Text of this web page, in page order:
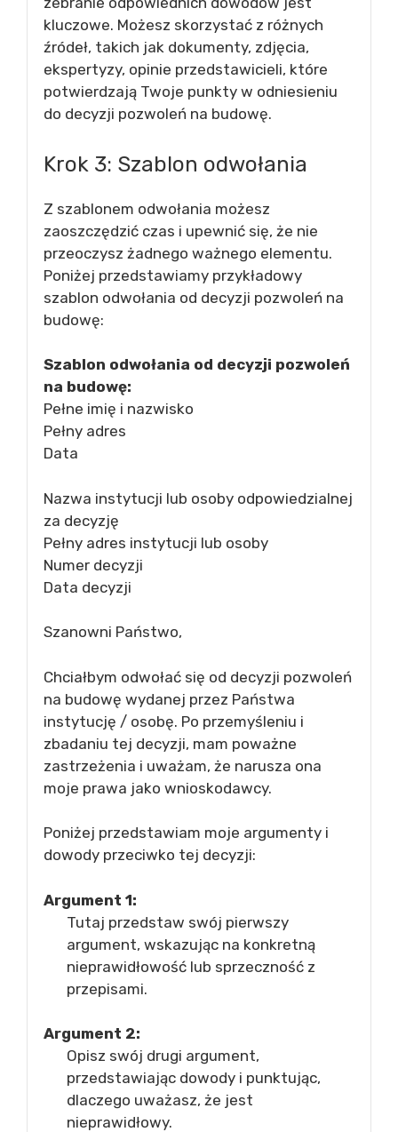
kluczowe. Możesz skorzystać z różnych
źródeł, takich jak dokumenty, zdjęcia,
ekspertyzy, opinie przedstawicieli, które
potwierdzają Twoje punkty w odniesieniu
do decyzji pozwoleń na budowę.
Krok 3: Szablon odwołania
Z szablonem odwołania możesz
zaoszczędzić czas i upewnić się, że nie
przeoczysz żadnego ważnego elementu.
Poniżej przedstawiamy przykładowy
szablon odwołania od decyzji pozwoleń na
budowę:
Szablon odwołania od decyzji pozwoleń
na budowę:
Pełne imię i nazwisko
Pełny adres
Data
Nazwa instytucji lub osoby odpowiedzialnej
za decyzję
Pełny adres instytucji lub osoby
Numer decyzji
Data decyzji
Szanowni Państwo,
Chciałbym odwołać się od decyzji pozwoleń
na budowę wydanej przez Państwa
instytucję / osobę. Po przemyśleniu i
zbadaniu tej decyzji, mam poważne
zastrzeżenia i uważam, że narusza ona
moje prawa jako wnioskodawcy.
Poniżej przedstawiam moje argumenty i
dowody przeciwko tej decyzji:
Argument 1:
Tutaj przedstaw swój pierwszy
argument, wskazując na konkretną
nieprawidłowość lub sprzeczność z
przepisami.
Argument 2:
Opisz swój drugi argument,
przedstawiając dowody i punktując,
dlaczego uważasz, że jest
nieprawidłowy.